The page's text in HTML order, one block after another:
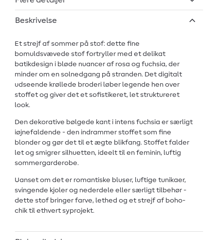
Beskrivelse
Et strejf af sommer på stof: dette fine
bomuldsvævede stof fortryller med et delikat
batikdesign i bløde nuancer af rosa og fuchsia, der
minder om en solnedgang på stranden. Det digitalt
udseende krøllede broderi løber legende hen over
stoffet og giver det et sofistikeret, let struktureret
look.
Den dekorative bølgede kant i intens fuchsia er særligt
iøjnefaldende - den indrammer stoffet som fine
blonder og gør det til et ægte blikfang. Stoffet falder
let og smigrer silhuetten, ideelt til en feminin, luftig
sommergarderobe.
Uanset om det er romantiske bluser, luftige tunikaer,
svingende kjoler og nederdele eller særligt tilbehør -
dette stof bringer farve, lethed og et strejf af boho-
chik til ethvert syprojekt.